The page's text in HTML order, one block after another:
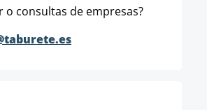
o consultas de empresas?